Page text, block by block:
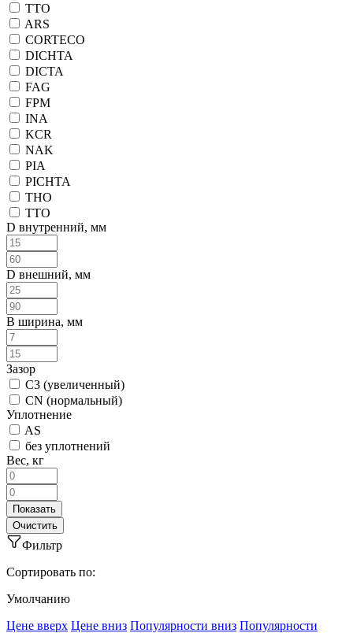
ТТО
ARS
CORTECO
DICHTA
DICTA
FAG
FPM
INA
KCR
NAK
PIA
PICHTA
THO
TTO
D внутренний, мм
D внешний, мм
B ширина, мм
Зазор
C3 (увеличенный)
CN (нормальный)
Уплотнение
AS
без уплотнений
Вес, кг
Фильтр
Сортировать по:
Умолчанию
Ценe вверх Ценe вниз Популярности вниз Популярности